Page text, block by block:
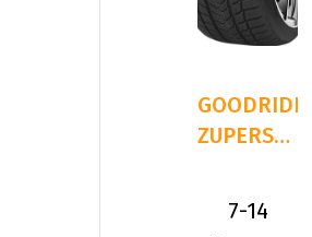
GOODRIDE
ZUPERSNOW
235/35R19
91 V XL
7-14